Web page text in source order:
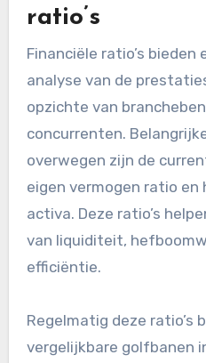
ratio’s
Financiële ratio’s bieden
analyse van de
opzichte van
concurrenten.
overwegen zijn de
eigen vermogen ratio
activa. Deze ratio’s
van liquiditeit,
efficiëntie.
Regelmatig deze ratio’s
vergelijkbare golfbanen